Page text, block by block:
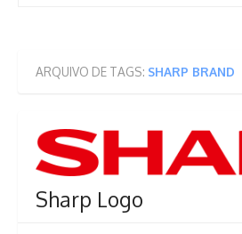
ARQUIVO DE TAGS: SHARP BRAND
Sharp Logo